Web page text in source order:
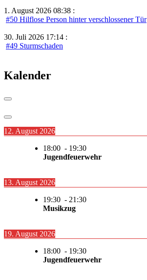
1. August 2026 08:38 :
#50 Hilflose Person hinter verschlossener Tür
30. Juli 2026 17:14 :
#49 Sturmschaden
Kalender
12. August 2026
18:00 - 19:30
Jugendfeuerwehr
13. August 2026
19:30 - 21:30
Musikzug
19. August 2026
18:00 - 19:30
Jugendfeuerwehr